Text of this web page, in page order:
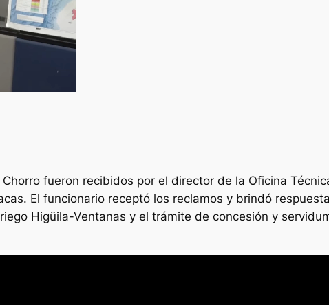
fueron recibidos por el director de la Oficina
El funcionario receptó los reclamos y brindó
Higüila-Ventanas y el trámite de concesión y